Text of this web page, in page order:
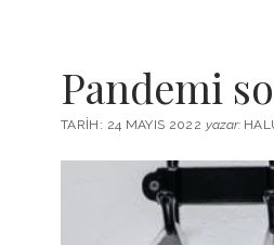
Pandemi
TARIH: 24 MAYIS 2022 yazar: